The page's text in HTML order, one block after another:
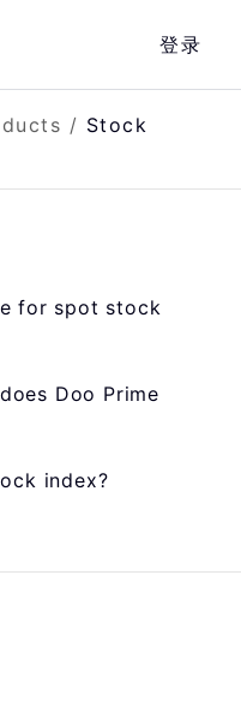
登录
/ Stock
for spot stock
Doo Prime
index?